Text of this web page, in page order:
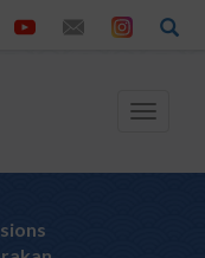
Toggle